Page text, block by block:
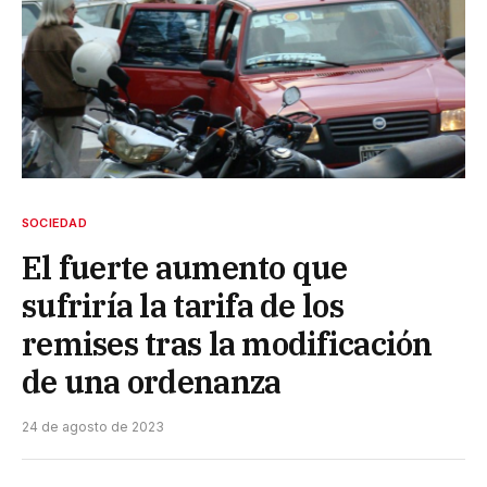
SOCIEDAD
El fuerte aumento que
sufriría la tarifa de los
remises tras la modificación
de una ordenanza
24 de agosto de 2023